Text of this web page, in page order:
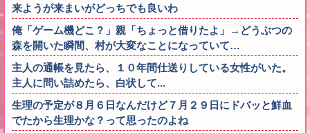
来ようが来まいがどっちでも良いわ
俺「ゲーム機どこ？」親「ちょっと借りたよ」→どうぶつの
森を開いた瞬間、村が大変なことになっていて…
主人の通帳を見たら、１０年間仕送りしている女性がいた。
主人に問い詰めたら、白状して...
生理の予定が８月６日なんだけど７月２９日にドバッと鮮血
でたから生理かな？って思ったのよね